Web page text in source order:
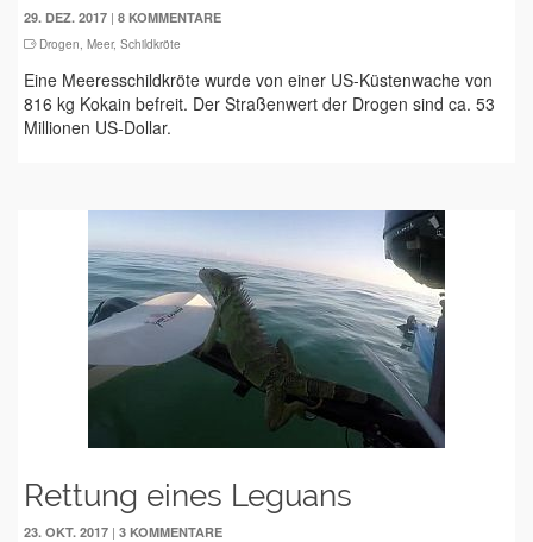
29. DEZ. 2017 | 8 KOMMENTARE
Drogen, Meer, Schildkröte
Eine Meeresschildkröte wurde von einer US-Küstenwache von
816 kg Kokain befreit. Der Straßenwert der Drogen sind ca. 53
Millionen US-Dollar.
Rettung eines Leguans
23. OKT. 2017 | 3 KOMMENTARE